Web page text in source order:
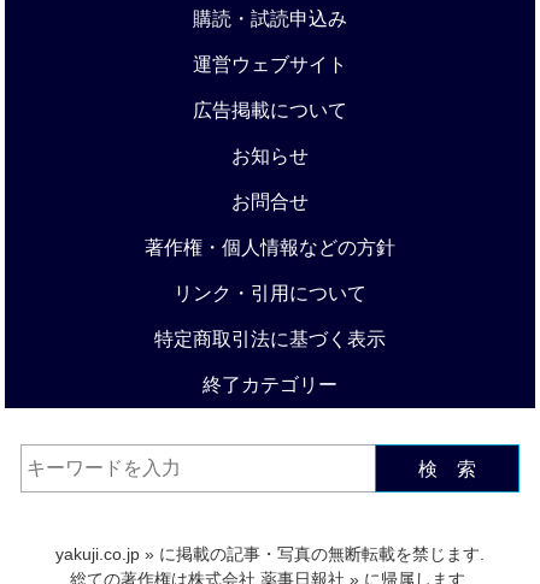
購読・試読申込み
運営ウェブサイト
広告掲載について
お知らせ
お問合せ
著作権・個人情報などの方針
リンク・引用について
特定商取引法に基づく表示
終了カテゴリー
検 索
yakuji.co.jp » に掲載の記事・写真の無断転載を禁じます.
総ての著作権は株式会社 薬事日報社 » に帰属します.